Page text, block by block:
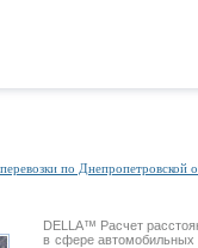
по Днепропетровской
DELLA™ Расчет
в сфере